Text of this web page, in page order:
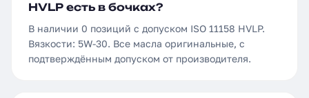
HVLP есть в бочках?
В наличии 0 позиций с допуском ISO 11158 HVLP.
Вязкости: 5W-30. Все масла оригинальные, с
подтверждённым допуском от производителя.